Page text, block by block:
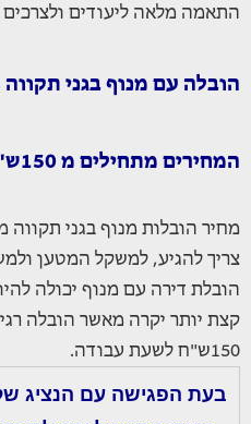
התאמה מלאה ליעודים
הובלה עם מנוף בגני תקווה
המחירים מתחילים מ 150ש"ח לשעת עבודה.
מחיר הובלות מנוף בגני
צריך להגיע, למשקל המטען
הובלת דירה עם מנוף יכולה
קצת יותר יקרה מאשר הובלה
150ש"ח לשעת עבודה.
בעת הפגישה עם הנציג